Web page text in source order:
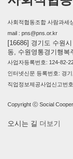
사회적협동조합 사람과세
mail : pns@pns.or.kr
[16686] 경기도 수원
동, 수원영통경기행복
사업자등록번호: 124-82-
인터넷신문 등록번호: 경
직업정보제공사업신고번
Copyright ⓒ Social
오시는 길 더보기